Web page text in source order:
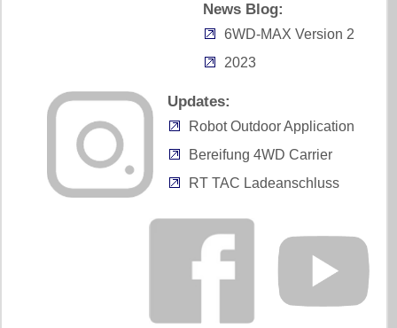
News Blog:
6WD-MAX Version 2
2023
Updates:
Robot Outdoor Application
Bereifung 4WD Carrier
RT TAC Ladeanschluss